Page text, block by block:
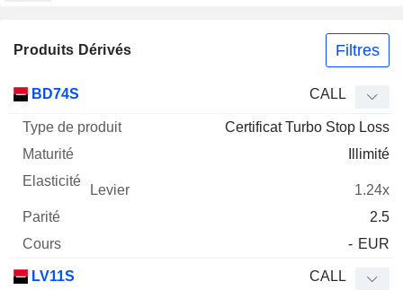
Produits Dérivés Filtres
Mnemo Type produit
Elasticité Levier Parité
BD74S CALL
Certificat Turbo Stop Loss
Illimité
1.24x
2.5
- EUR
LV11S CALL